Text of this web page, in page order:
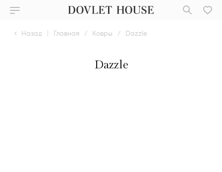
Назад | Главная / Ковры / Dazzle
Dazzle